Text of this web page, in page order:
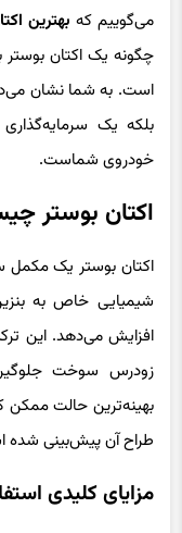
می‌گوییم که بهترین
چگونه یک اکتان
است. به شما نشان
بلکه یک
خودروی شماست.
اکتان بوستر
اکتان بوستر یک
شیمیایی خاص به
افزایش می‌دهد. این
زودرس سوخت
بهینه‌ترین حالت
طراح آن پیش‌بینی
مزایای کلیدی